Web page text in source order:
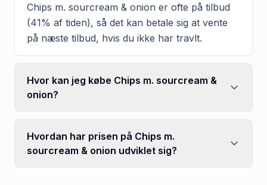
Chips m. sourcream & onion er ofte på tilbud
(41% af tiden), så det kan betale sig at vente
på næste tilbud, hvis du ikke har travlt.
Hvor kan jeg købe Chips m. sourcream &
onion?
Hvordan har prisen på Chips m.
sourcream & onion udviklet sig?